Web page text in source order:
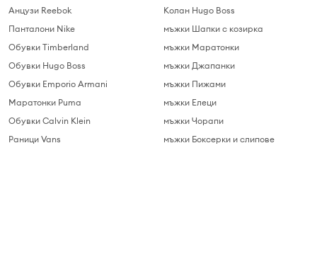
Анцузи Reebok
Панталони Nike
Обувки Timberland
Обувки Hugo Boss
Обувки Emporio Armani
Маратонки Puma
Обувки Calvin Klein
Раници Vans
Колан Hugo Boss
мъжки Шапки с козирка
мъжки Маратонки
мъжки Джапанки
мъжки Пижами
мъжки Елеци
мъжки Чорапи
мъжки Боксерки и слипове